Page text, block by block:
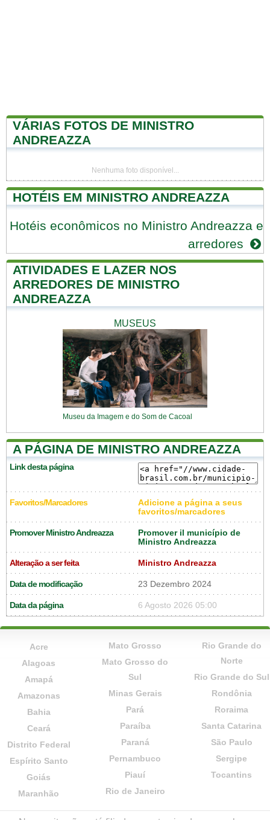
VÁRIAS FOTOS DE MINISTRO
ANDREAZZA
Nenhuma foto disponível...
HOTÉIS EM MINISTRO ANDREAZZA
Hotéis econômicos no Ministro Andreazza e
arredores
ATIVIDADES E LAZER NOS
ARREDORES DE MINISTRO
ANDREAZZA
MUSEUS
Museu da Imagem e do Som de Cacoal
A PÁGINA DE MINISTRO ANDREAZZA
Link desta página
Favoritos/Marcadores
Adicione a página a seus
favoritos/marcadores
Promover Ministro Andreazza
Promover il município de
Ministro Andreazza
Alteração a ser feita Ministro Andreazza
Data de modificação 23 Dezembro 2024
Data da página 6 Agosto 2026 05:00
Acre
Alagoas
Amapá
Amazonas
Bahia
Ceará
Distrito Federal
Espírito Santo
Goiás
Maranhão
Mato Grosso
Mato Grosso do
Sul
Minas Gerais
Pará
Paraíba
Paraná
Pernambuco
Piauí
Rio de Janeiro
Rio Grande do
Norte
Rio Grande do Sul
Rondônia
Roraima
Santa Catarina
São Paulo
Sergipe
Tocantins